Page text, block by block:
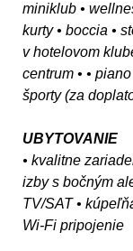
miniklub •
kurty • boccia •
v hotelovom
centrum • •
športy (za
UBYTOVANIE
• kvalitne
izby s bočným
TV/SAT •
Wi-Fi pripojenie